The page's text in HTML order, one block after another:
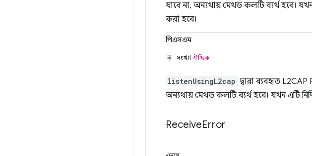
যাবে না, অন্যথায় মেথড কলটি ব্যর্থ হবে।
করা হবে।
পিএসএম
সংখ্যাঐচ্ছিক
listenUsingL2cap দ্বারা ব্যবহৃত L2CAP
অন্যথায় মেথড কলটি ব্যর্থ হবে। যখন এটি
ReceiveError